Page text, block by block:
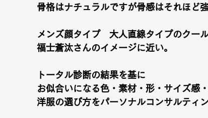
骨格はナチュラルですが骨感はそれほど
メンズ顔タイプ　大人直線タイプのクー
福士蒼汰さんのイメージに近い。
トータル診断の結果を基に
お似合いになる色・素材・形・サイズ感
洋服の選び方をパーソナルコンサルティン